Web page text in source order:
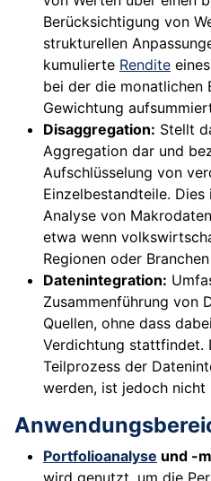
Berücksichtigung von
strukturellen
kumulierte Rendite
bei der die monatlichen
Gewichtung
Disaggregation: Stellt
Aggregation dar und
Aufschlüsselung von
Einzelbestandteile.
Analyse von
etwa wenn
Regionen oder
Datenintegration:
Zusammenführung von
Quellen, ohne dass
Verdichtung stattfindet.
Teilprozess der
werden, ist jedoch nicht
Portfolioanalyse und -